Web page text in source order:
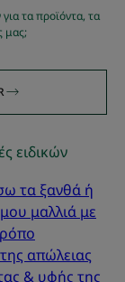
τα προϊόντα, τα
μας;
ειδικών
τα ξανθά ή
μαλλιά με
απώλειας
& υφής της